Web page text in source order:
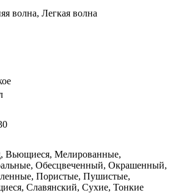
волна, Легкая волна
Вьющиеся, Мелированные,
Обесцвеченный, Окрашенный,
Пористые, Пушистые,
Славянский, Сухие, Тонкие